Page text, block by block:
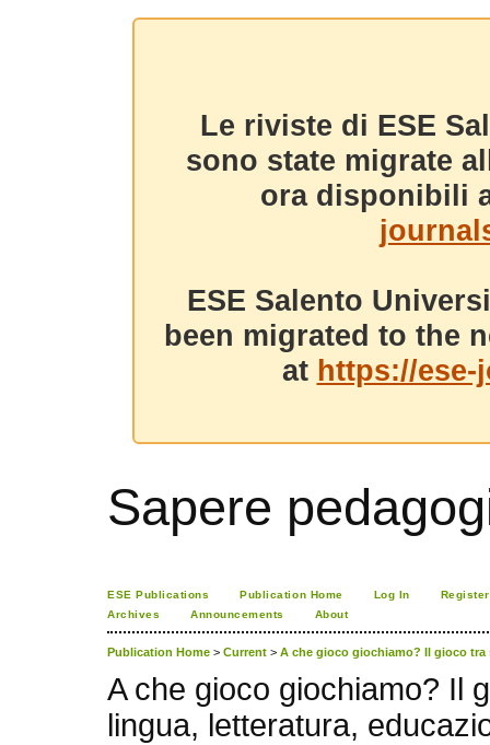
Le riviste di ESE
sono state migrate
ora disponibili
ESE Salento
been migrated to the
at https://
Sapere
ESE Publications Publication Home Log In
Register
Archives
Announcements About
Publication Home > Current > A che gioco giochiamo? Il gioco
A che gioco giochiamo? Il
lingua, letteratura,